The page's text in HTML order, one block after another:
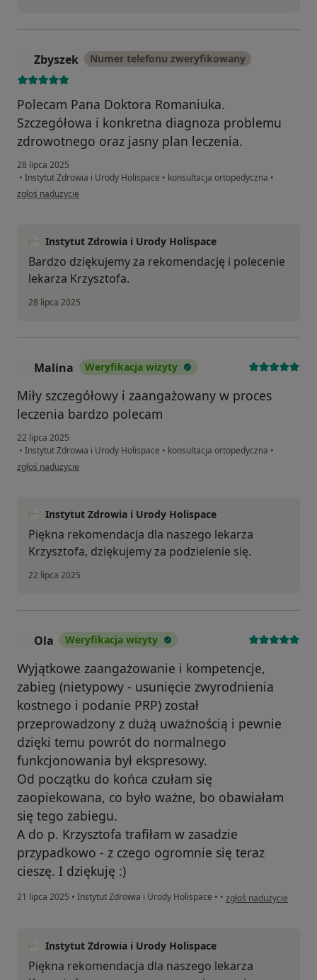
Zbyszek Numer telefonu zweryfikowany
Polecam Pana Doktora Romaniuka.
Szczegółowa i konkretna diagnoza problemu
zdrowotnego oraz jasny plan leczenia.
28 lipca 2025
• Instytut Zdrowia i Urody Holispace • konsultacja ortopedyczna •
w opinii użytkownika Zbyszek
zgłoś nadużycie
Instytut Zdrowia i Urody Holispace
Bardzo dziękujemy za rekomendację i polecenie
lekarza Krzysztofa.
28 lipca 2025
Malina Weryfikacja wizyty
Miły szczegółowy i zaangażowany w proces
leczenia bardzo polecam
22 lipca 2025
• Instytut Zdrowia i Urody Holispace • konsultacja ortopedyczna •
w opinii użytkownika Malina
zgłoś nadużycie
Instytut Zdrowia i Urody Holispace
Piękna rekomendacja dla naszego lekarza
Krzysztofa, dziękujemy za podzielenie się.
22 lipca 2025
Ola Weryfikacja wizyty
Wyjątkowe zaangażowanie i kompetencje,
zabieg (nietypowy - usunięcie zwyrodnienia
kostnego i podanie PRP) został
przeprowadzony z dużą uważnością i pewnie
dzięki temu powrót do normalnego
funkcjonowania był ekspresowy.
Od początku do końca czułam się
zaopiekowana, co było ważne, bo obawiałam
się tego zabiegu.
A do p. Krzysztofa trafiłam w zasadzie
przypadkowo - z czego ogromnie się teraz
cieszę. I dziękuję :)
21 lipca 2025 • Instytut Zdrowia i Urody Holispace • • w opinii użytkownika
zgłoś nadużycie
Instytut Zdrowia i Urody Holispace
Piękna rekomendacja dla naszego lekarza